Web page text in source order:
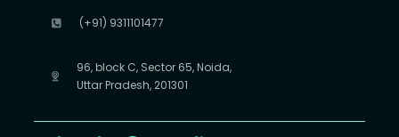
(+91) 9311101477
96, block C, Sector 65, Noida,
Uttar Pradesh, 201301